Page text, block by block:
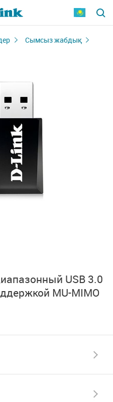
Сымсыз жабдық
USB 3.0
MU-MIMO